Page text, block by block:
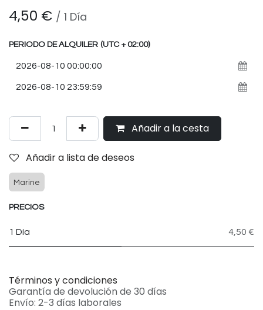
4,50 € / 1 Día
PERIODO DE ALQUILER (UTC + 02:00)
Añadir a la cesta
Añadir a lista de deseos
Marine
PRECIOS
1 Día 4,50 €
Términos y condiciones
Garantía de devolución de 30 días
Envío: 2-3 días laborales